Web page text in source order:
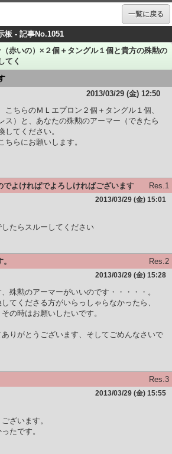
一覧に戻る
板 - 記事No.1051
赤いの）×２個＋タングル１個と貴方の殊勲の
てく
2013/03/29 (金) 12:50
こちらのＭＬエプロン２個＋タングル１個、
ス）と、あなたの殊勲のアーマー（できたら
してください。
らにお願いします。
よければでよろしければございます
Res.1
2013/03/29 (金) 15:01
たらスルーしてください
Res.2
2013/03/29 (金) 15:28
殊勲のアーマーがいいのです・・・・・。
てくださる方がいらっしゃらなかったら、
の時はお願いしたいです。
りがとうございます、そしてごめんなさいで
Res.3
2013/03/29 (金) 15:55
ざいます。
たです。